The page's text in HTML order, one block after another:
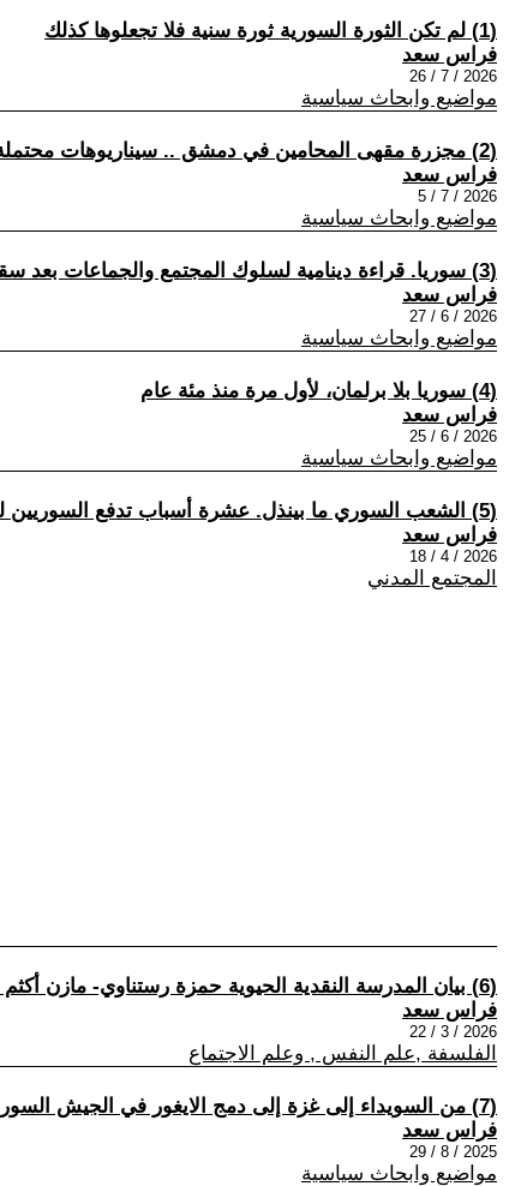
(1) لم تكن الثورة السورية ثورة سنية فلا تجعلوها كذلك
فراس سعد
2026 / 7 / 26
مواضيع وابحاث سياسية
(2) مجزرة مقهى المحامين في دمشق .. سيناريوهات محتملة تشير الى المتضررين من استقرار سوريا
فراس سعد
2026 / 7 / 5
مواضيع وابحاث سياسية
(3) سوريا. قراءة دينامية لسلوك المجتمع والجماعات بعد سقوط النظام البائد
فراس سعد
2026 / 6 / 27
مواضيع وابحاث سياسية
(4) سوريا بلا برلمان، لأول مرة منذ مئة عام
فراس سعد
2026 / 6 / 25
مواضيع وابحاث سياسية
(5) الشعب السوري ما بينذل. عشرة أسباب تدفع السوريين للتظاهر
فراس سعد
2026 / 4 / 18
المجتمع المدني
(6) بيان المدرسة النقدية الحيوية حمزة رستناوي- مازن أكثم سليمان.
فراس سعد
2026 / 3 / 22
الفلسفة ,علم النفس , وعلم الاجتماع
(7) من السويداء إلى غزة إلى دمج الايغور في الجيش السوري
فراس سعد
2025 / 8 / 29
مواضيع وابحاث سياسية